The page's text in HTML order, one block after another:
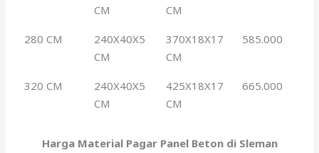
CM
CM
280 CM
240X40X5
CM
370X18X17
CM
585.000
320 CM
240X40X5
CM
425X18X17
CM
665.000
Harga Material Pagar Panel Beton di Sleman